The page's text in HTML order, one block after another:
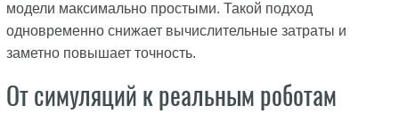
модели максимально простыми. Такой подход
одновременно снижает вычислительные затраты и
заметно повышает точность.
От симуляций к реальным роботам